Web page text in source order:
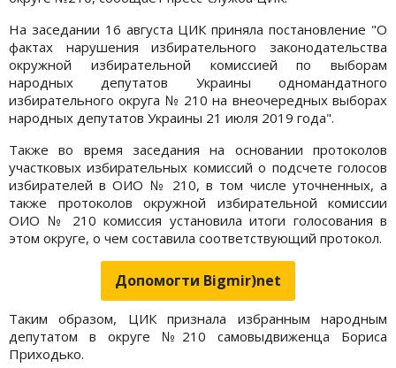
На заседании 16 августа ЦИК приняла постановление "О
фактах нарушения избирательного законодательства
окружной избирательной комиссией по выборам
народных депутатов Украины одномандатного
избирательного округа № 210 на внеочередных выборах
народных депутатов Украины 21 июля 2019 года".
Также во время заседания на основании протоколов
участковых избирательных комиссий о подсчете голосов
избирателей в ОИО № 210, в том числе уточненных, а
также протоколов окружной избирательной комиссии
ОИО № 210 комиссия установила итоги голосования в
этом округе, о чем составила соответствующий протокол.
Допомогти Bigmir)net
Таким образом, ЦИК признала избранным народным
депутатом в округе №210 самовыдвиженца Бориса
Приходько.